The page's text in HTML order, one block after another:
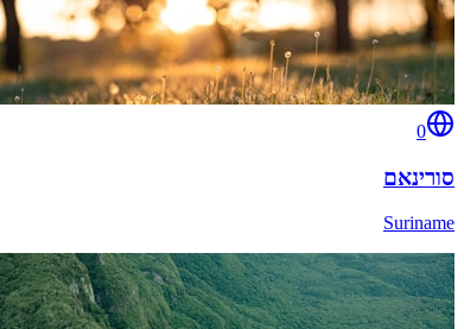
0
סורינאם
Suriname